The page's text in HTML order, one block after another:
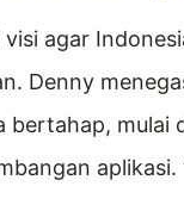
agar
Denny
bertahap, mulai